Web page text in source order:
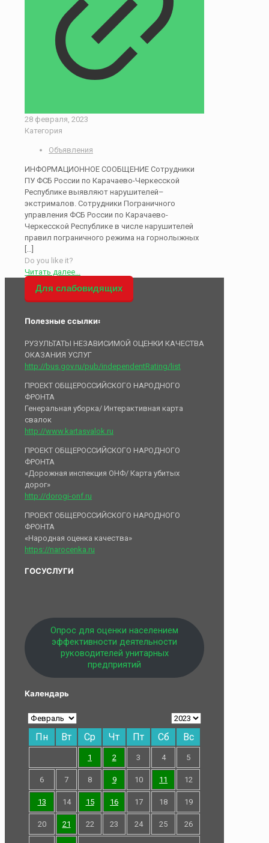
28 февраля, 2023
Категория
Объявления
ИНФОРМАЦИОННОЕ СООБЩЕНИЕ Сотрудники
ПУ ФСБ России по Карачаево-Черкесской
Республике выявляют нарушителей–
экстрималов. Сотрудники Пограничного
управления ФСБ России по Карачаево-
Черкесской Республике в числе нарушителей
правил пограничного режима на горнолыжных
[…]
Do you like it?
Читать далее...
Для слабовидящих
Полезные ссылки:
РУЗУЛЬТАТЫ НЕЗАВИСИМОЙ ОЦЕНКИ КАЧЕСТВА
ОКАЗАНИЯ УСЛУГ
http://bus.gov.ru/pub/independentRating/list
ПРОЕКТ ОБЩЕРОССИЙСКОГО НАРОДНОГО
ФРОНТА
Генеральная уборка/ Интерактивная карта
свалок
http://www.kartasvalok.ru
ПРОЕКТ ОБЩЕРОССИЙСКОГО НАРОДНОГО
ФРОНТА
«Дорожная инспекция ОНФ/ Карта убитых
дорог»
http://dorogi-onf.ru
ПРОЕКТ ОБЩЕРОССИЙСКОГО НАРОДНОГО
ФРОНТА
«Народная оценка качества»
https://narocenka.ru
ГОСУСЛУГИ
Опрос для оценки населением
эффективности деятельности
руководителей унитарных
предприятий
Календарь
Пн Вт Ср Чт Пт Сб Вс
1 2 3 4 5
6 7 8 9 10 11 12
13 14 15 16 17 18 19
20 21 22 23 24 25 26